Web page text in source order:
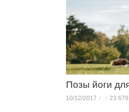
Позы йоги
10/12/2017 23